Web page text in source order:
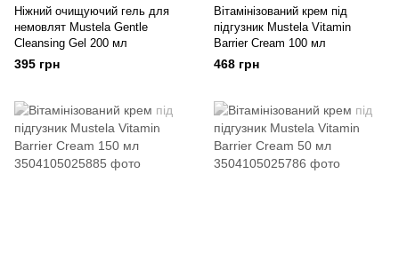
Ніжний очищуючий гель для
немовлят Mustela Gentle
Cleansing Gel 200 мл
395 грн
Вітамінізований крем під
підгузник Mustela Vitamin
Barrier Cream 100 мл
468 грн